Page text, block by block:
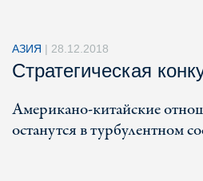
АЗИЯ | 28.12.2018
Стратегическая
Американо-китайские
останутся в турбулентном